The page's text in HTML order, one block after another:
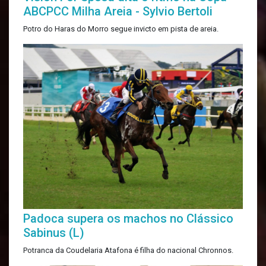
ABCPCC Milha Areia - Sylvio Bertoli
Potro do Haras do Morro segue invicto em pista de areia.
Padoca supera os machos no Clássico
Sabinus (L)
Potranca da Coudelaria Atafona é filha do nacional Chronnos.